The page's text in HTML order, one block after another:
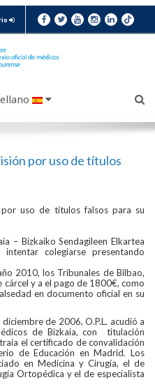
por uso de títulos
uso de títulos falsos para su
– Bizkaiko Sendagileen Elkartea
colegiarse presentando
2010, los Tribunales de Bilbao,
cárcel y a el pago de 1800€, como
en documento oficial en su
de 2006, O.P.L. acudió a
de Bizkaia, con titulación
el certificado de convalidación
de Educación en Madrid. Los
en Medicina y Cirugía, el de
Ortopédica y el de especialista